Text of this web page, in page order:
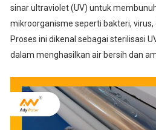
sinar ultraviolet (UV) untuk
mikroorganisme seperti bakteri, virus,
Proses ini dikenal sebagai sterilisasi
dalam menghasilkan air bersih dan